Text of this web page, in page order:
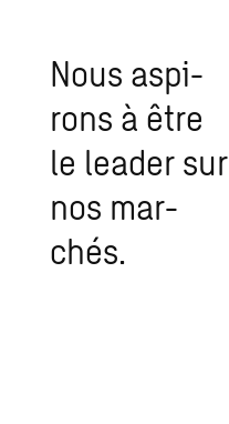
Nous aspi­
rons à être
le lea­der sur
nos mar­
chés.